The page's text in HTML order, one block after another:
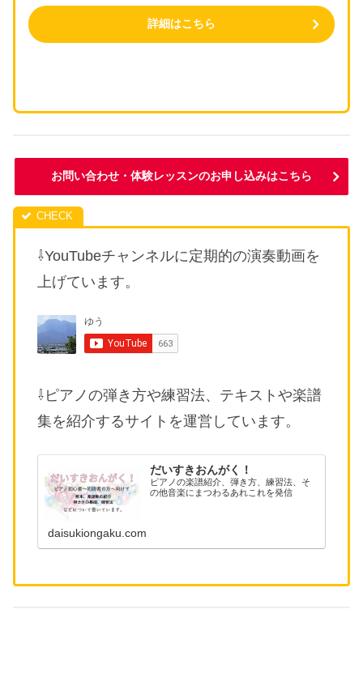
詳細はこちら
お問い合わせ・体験レッスンのお申し込みはこちら
⇩YouTubeチャンネルに定期的の演奏動画を
上げています。
⇩ピアノの弾き方や練習法、テキストや楽譜
集を紹介するサイトを運営しています。
だいすきおんがく！
ピアノの楽譜紹介、弾き方、練習法、そ
の他音楽にまつわるあれこれを発信
daisukiongaku.com